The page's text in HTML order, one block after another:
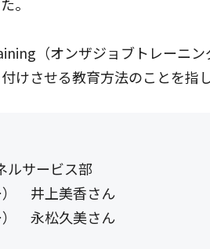
（オンザジョブトレーニ
けさせる教育方法のことを指し
サービス部
） 井上美香さん
） 永松久美さん